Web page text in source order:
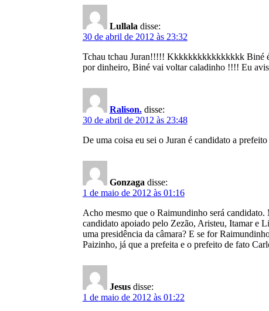
Lullala disse:
30 de abril de 2012 às 23:32
Tchau tchau Juran!!!!! Kkkkkkkkkkkkkkkk Biné é
por dinheiro, Biné vai voltar caladinho !!!! Eu
Ralison. disse:
30 de abril de 2012 às 23:48
De uma coisa eu sei o Juran é candidato a
Gonzaga disse:
1 de maio de 2012 às 01:16
Acho mesmo que o Raimundinho será candidato.
candidato apoiado pelo Zezão, Aristeu, Itamar e
uma presidência da câmara? E se for
Paizinho, já que a prefeita e o prefeito de fato
Jesus disse:
1 de maio de 2012 às 01:22